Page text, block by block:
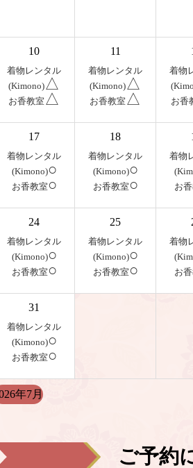
10
着物レンタル
(Kimono) △
お香教室 △
11
着物レンタル
(Kimono) △
お香教室 △
着物
お香
17
着物レンタル
(Kimono)○
お香教室○
18
着物レンタル
(Kimono)○
お香教室○
着物
お
24
着物レンタル
(Kimono)○
お香教室○
25
着物レンタル
(Kimono)○
お香教室○
着物
お
31
着物レンタル
(Kimono)○
お香教室○
年7月
ご予約